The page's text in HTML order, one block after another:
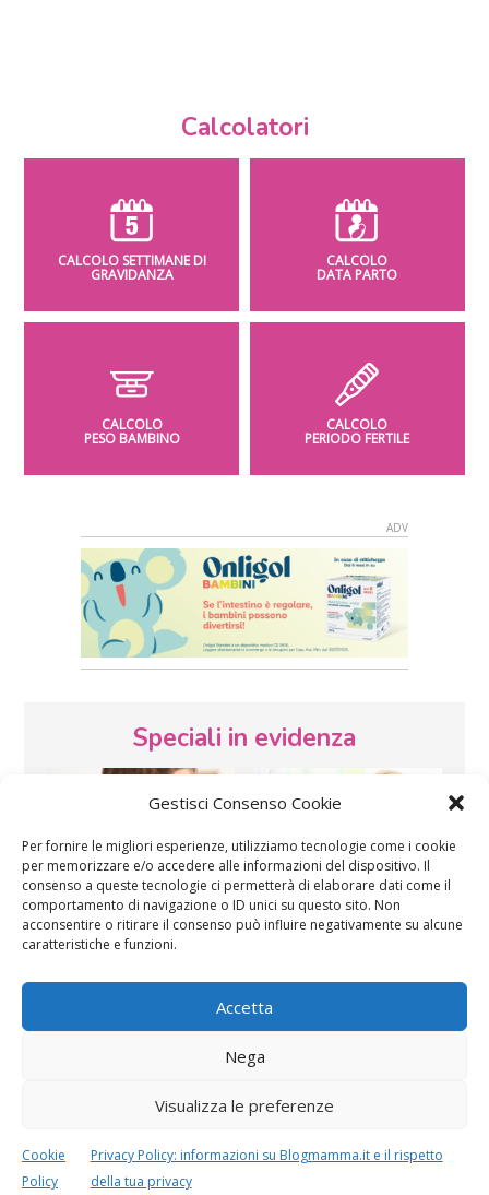
Gestisci Consenso Cookie
Per fornire le migliori esperienze, utilizziamo tecnologie come i cookie
per memorizzare e/o accedere alle informazioni del dispositivo. Il
consenso a queste tecnologie ci permetterà di elaborare dati come il
comportamento di navigazione o ID unici su questo sito. Non
acconsentire o ritirare il consenso può influire negativamente su alcune
caratteristiche e funzioni.
Accetta
Nega
Visualizza le preferenze
Cookie
Policy
Privacy Policy: informazioni su Blogmamma.it e il rispetto
della tua privacy
Calcolatori
CALCOLO SETTIMANE DI
GRAVIDANZA
CALCOLO
DATA PARTO
CALCOLO
PESO BAMBINO
CALCOLO
PERIODO FERTILE
Speciali in evidenza
Vaccini SOS Pediatra
Festa della mamma: Le settimane di